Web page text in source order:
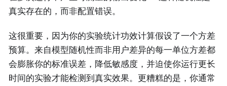
真实存在的，而非配置错误。
这很重要，因为你的实验统计功效计算假设了一个方差
预算。来自模型随机性而非用户差异的每一单位方差都
会膨胀你的标准误差，降低敏感度，并迫使你运行更长
时间的实验才能检测到真实效果。更糟糕的是，你通常